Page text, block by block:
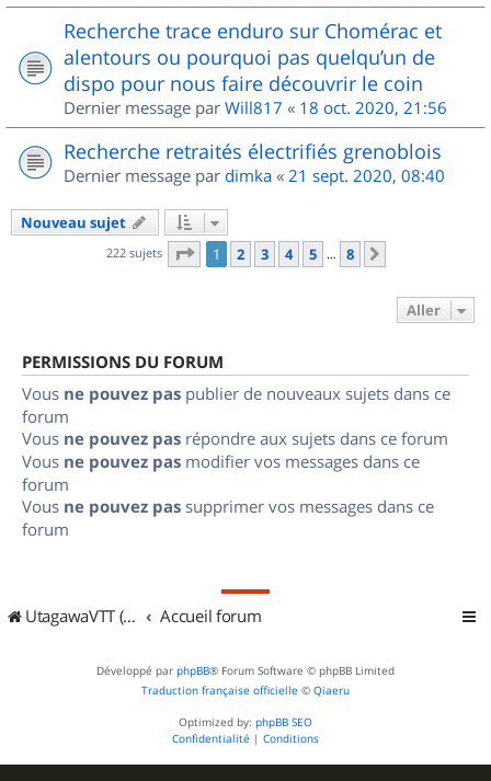
Recherche trace enduro sur Chomérac et
alentours ou pourquoi pas quelqu’un de
dispo pour nous faire découvrir le coin
Dernier message par Will817 « 18 oct. 2020, 21:56
Recherche retraités électrifiés grenoblois
Dernier message par dimka « 21 sept. 2020, 08:40
Nouveau sujet
222 sujets Page 1sur
1 2 3 4 5 … 8
Aller
PERMISSIONS DU FORUM
Vous ne pouvez pas publier de nouveaux sujets dans ce
forum
Vous ne pouvez pas répondre aux sujets dans ce forum
Vous ne pouvez pas modifier vos messages dans ce
forum
Vous ne pouvez pas supprimer vos messages dans ce
forum
UtagawaVTT (Randos VTT et VTTAE avec traces GPS) Accueil forum
Développé par phpBB® Forum Software © phpBB Limited
Traduction française officielle © Qiaeru
Optimized by: phpBB SEO
Confidentialité | Conditions